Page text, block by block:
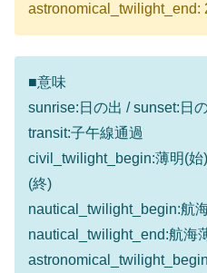
astronomical_twilight_end:
■意味
sunrise:日の出 / sunset:日
transit:子午線通過
civil_twilight_begin:薄明(
(終)
nautical_twilight_begin:航
nautical_twilight_end:航海